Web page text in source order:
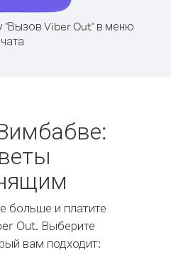
"Вызов Viber Out" в меню
чата
больше и платите
Out. Выберите
вам подходит: